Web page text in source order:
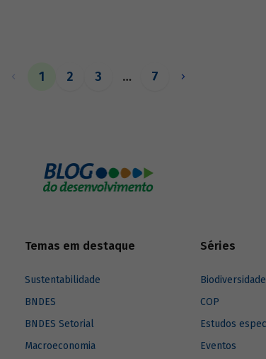
país e qual o
1 2 3 … 7
Temas em destaque
Sustentabilidade
BNDES
BNDES Setorial
Macroeconomia
Séries
Biodiversidade
COP
Estudos
Eventos